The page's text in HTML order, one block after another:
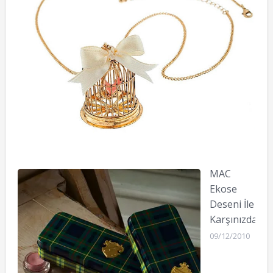
MAC
Ekose
Deseni İle
Karşınızda
09/12/2010